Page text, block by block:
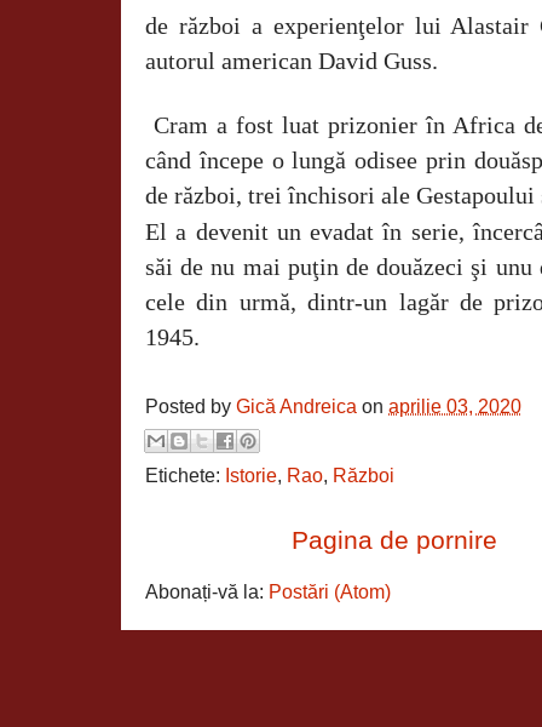
de război a experienţelor lui Alastair
autorul american David Guss.
Cram a fost luat prizonier în Africa
când începe o lungă odisee prin
de război, trei închisori ale
El a devenit un evadat în serie,
săi de nu mai puţin de douăzeci şi unu
cele din urmă, dintr-un lagăr de
1945.
Posted by Gică Andreica on aprilie 03, 2020
Etichete: Istorie, Rao, Război
Pagina de pornire
Abonați-vă la: Postări (Atom)